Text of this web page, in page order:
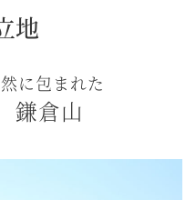
地
に包まれた
鎌倉山